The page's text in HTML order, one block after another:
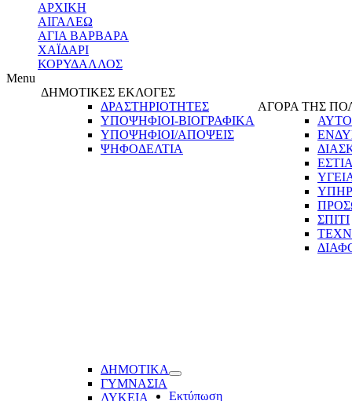
ΑΡΧΙΚΗ
ΑΙΓΑΛΕΩ
ΑΓΙΑ ΒΑΡΒΑΡΑ
ΧΑΪΔΑΡΙ
ΚΟΡΥΔΑΛΛΟΣ
Menu
ΔΗΜΟΤΙΚΕΣ ΕΚΛΟΓΕΣ
ΔΡΑΣΤΗΡΙΟΤΗΤΕΣ
ΥΠΟΨΗΦΙΟΙ-ΒΙΟΓΡΑΦΙΚΑ
ΥΠΟΨΗΦΙΟΙ/ΑΠΟΨΕΙΣ
ΨΗΦΟΔΕΛΤΙΑ
ΑΓΟΡΑ ΤΗΣ
ΣΠΙΤΙ
ΔΗΜΟΤΙΚΑ
ΓΥΜΝΑΣΙΑ
ΛΥΚΕΙΑ
Εκτύπωση